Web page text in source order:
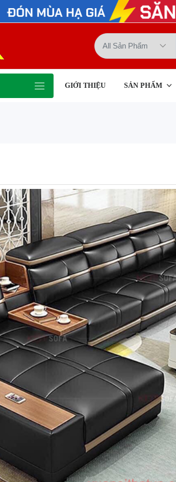
GIỚI THIỆU SẢN PHẨM